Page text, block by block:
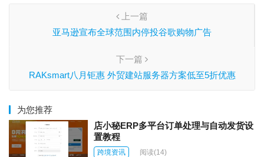
上一篇
亚马逊宣布全球范围内停投谷歌购物广告
下一篇
RAKsmart八月钜惠 外贸建站服务器方案低至5折优惠
为您推荐
店小秘ERP多平台订单处理与自动发货设
置教程
跨境资讯 阅读(14)